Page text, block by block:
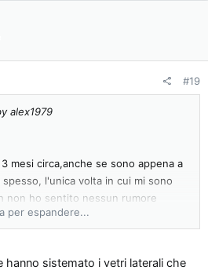
#19
alex1979
mesi circa,anche se sono appena a
l'unica volta in cui mi sono
non ho sentito nessun rumore
nuova ho monitorato il tutto con
è normale.
per espandere...
hanno sistemato i vetri laterali che